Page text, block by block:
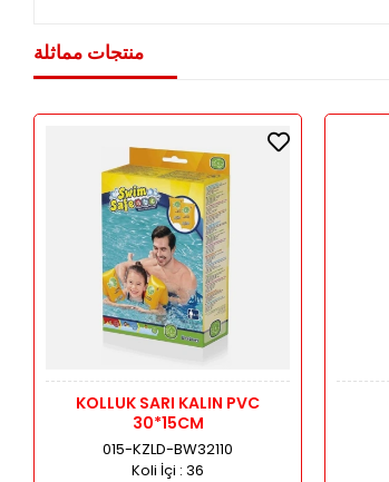
منتجات مماثلة
KOLLUK SARI KALIN PVC
30*15CM
015-KZLD-BW32110
Koli İçi :36